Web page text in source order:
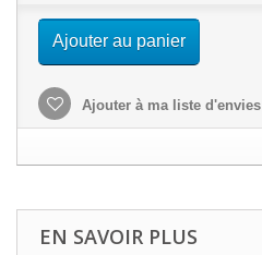
Ajouter au panier
Ajouter à ma liste d'envies
EN SAVOIR PLUS